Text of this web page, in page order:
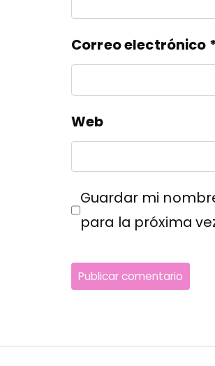
Correo electrónico *
Web
Guardar mi
para la próxima